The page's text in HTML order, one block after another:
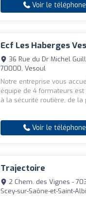
Voir le téléphone
Ecf Les Haberges
36 Rue du Dr Michel
70000, Vesoul
Notre entreprise vous
équipe de 4 formateurs
à la sécurité routière, de la
Voir le téléphone
Trajectoire
2 Chem. des Vignes -
Scey-sur-Saône-et-Saint-